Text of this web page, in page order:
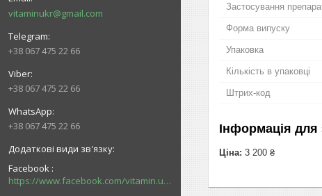
vitaminukr@gmail.com
+38 067 475 22 66
+38 067 475 22 66
+38 067 475 22 66
Facebook
https://www.facebook.com/vitamin.ukr/
Застосування
Форма випуску
Упаковка
Кількість в упаковці
Штрих-код
Інформація
Ціна: 3 200 ₴